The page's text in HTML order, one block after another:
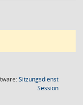
Sitzungsdienst
Session(Wird in